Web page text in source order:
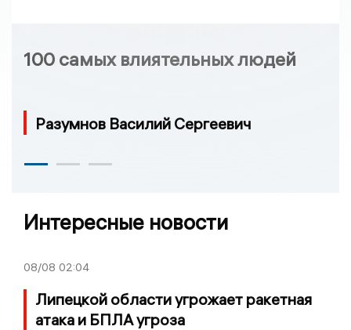
100 самых влиятельных людей
Разумнов Василий Сергеевич
Интересные новости
08/08 02:04
Липецкой области угрожает ракетная
атака и БПЛА угроза